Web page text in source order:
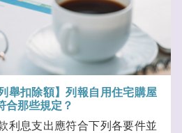
舉扣除額】列報自用住宅購屋
合那些規定？
利息支出應符合下列各要件並